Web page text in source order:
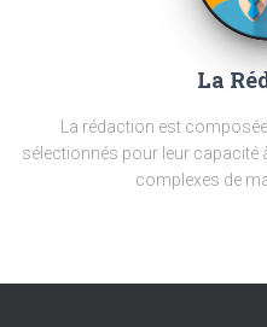
La
La rédaction est
sélectionnés pour leur
complexes de